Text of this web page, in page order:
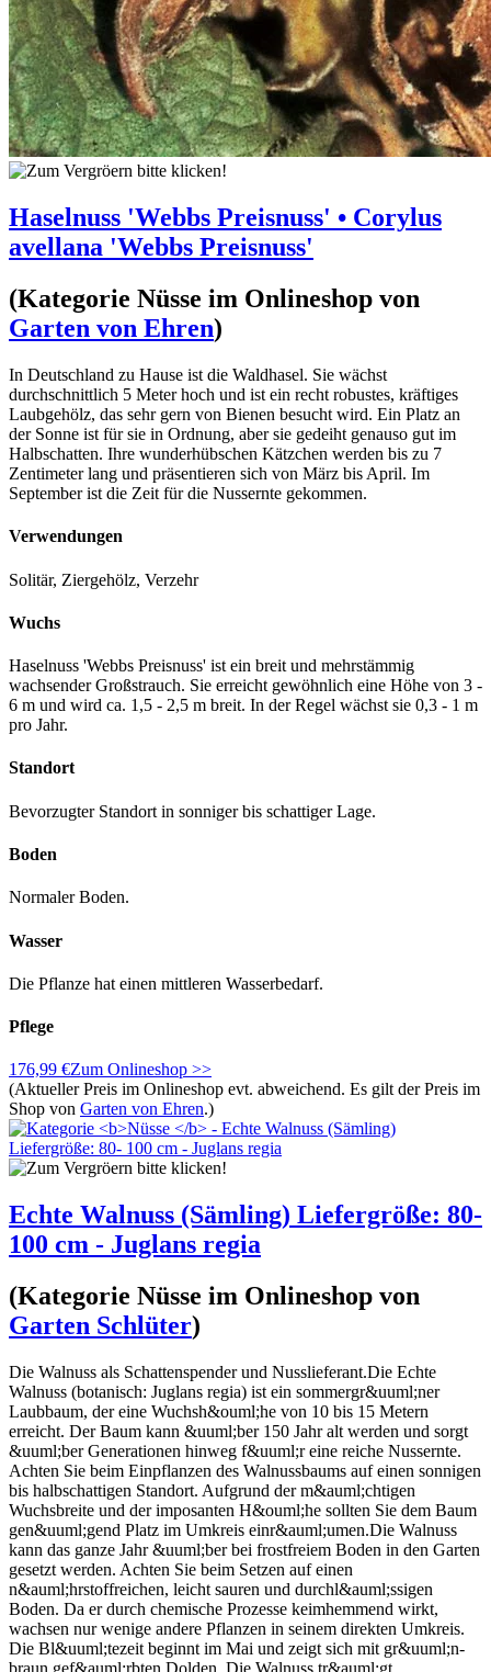
Haselnuss 'Webbs Preisnuss' • Corylus
avellana 'Webbs Preisnuss'
(Kategorie Nüsse im Onlineshop von
Garten von Ehren)
In Deutschland zu Hause ist die Waldhasel. Sie wächst
durchschnittlich 5 Meter hoch und ist ein recht robustes, kräftiges
Laubgehölz, das sehr gern von Bienen besucht wird. Ein Platz an
der Sonne ist für sie in Ordnung, aber sie gedeiht genauso gut im
Halbschatten. Ihre wunderhübschen Kätzchen werden bis zu 7
Zentimeter lang und präsentieren sich von März bis April. Im
September ist die Zeit für die Nussernte gekommen.
Verwendungen
Solitär, Ziergehölz, Verzehr
Wuchs
Haselnuss 'Webbs Preisnuss' ist ein breit und mehrstämmig
wachsender Großstrauch. Sie erreicht gewöhnlich eine Höhe von 3 -
6 m und wird ca. 1,5 - 2,5 m breit. In der Regel wächst sie 0,3 - 1 m
pro Jahr.
Standort
Bevorzugter Standort in sonniger bis schattiger Lage.
Boden
Normaler Boden.
Wasser
Die Pflanze hat einen mittleren Wasserbedarf.
Pflege
176,99 €Zum Onlineshop >>
(Aktueller Preis im Onlineshop evt. abweichend. Es gilt der Preis im
Shop von Garten von Ehren.)
Echte Walnuss (Sämling) Liefergröße: 80-
100 cm - Juglans regia
(Kategorie Nüsse im Onlineshop von
Garten Schlüter)
Die Walnuss als Schattenspender und Nusslieferant.Die Echte
Walnuss (botanisch: Juglans regia) ist ein sommergr&uuml;ner
Laubbaum, der eine Wuchsh&ouml;he von 10 bis 15 Metern
erreicht. Der Baum kann &uuml;ber 150 Jahr alt werden und sorgt
&uuml;ber Generationen hinweg f&uuml;r eine reiche Nussernte.
Achten Sie beim Einpflanzen des Walnussbaums auf einen sonnigen
bis halbschattigen Standort. Aufgrund der m&auml;chtigen
Wuchsbreite und der imposanten H&ouml;he sollten Sie dem Baum
gen&uuml;gend Platz im Umkreis einr&auml;umen.Die Walnuss
kann das ganze Jahr &uuml;ber bei frostfreiem Boden in den Garten
gesetzt werden. Achten Sie beim Setzen auf einen
n&auml;hrstoffreichen, leicht sauren und durchl&auml;ssigen
Boden. Da er durch chemische Prozesse keimhemmend wirkt,
wachsen nur wenige andere Pflanzen in seinem direkten Umkreis.
Die Bl&uuml;tezeit beginnt im Mai und zeigt sich mit gr&uuml;n-
braun gef&auml;rbten Dolden. Die Walnuss tr&auml;gt